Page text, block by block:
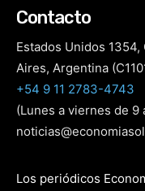
Contacto
Estados Unidos
Aires, Argentina
+54 9 11 2783-4743
(Lunes a viernes de 9
Los periódicos